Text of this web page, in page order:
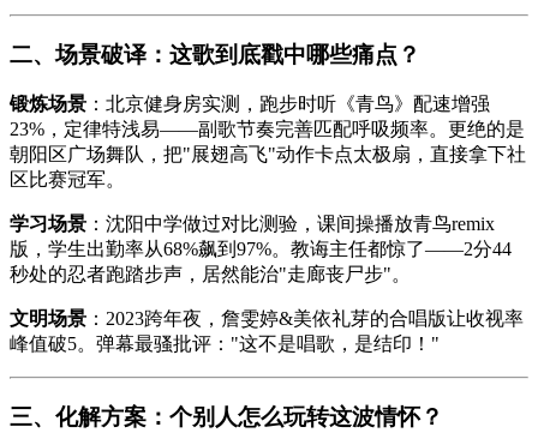
二、场景破译：这歌到底戳中哪些痛点？
锻炼场景 ：北京健身房实测，跑步时听《青鸟》配速增强
23%，定律特浅易——副歌节奏完善匹配呼吸频率。更绝的是
朝阳区广场舞队，把"展翅高飞"动作卡点太极扇，直接拿下社
区比赛冠军。
学习场景 ：沈阳中学做过对比测验，课间操播放青鸟remix
版，学生出勤率从68%飙到97%。教诲主任都惊了——2分44
秒处的忍者跑踏步声，居然能治"走廊丧尸步"。
文明场景 ：2023跨年夜，詹雯婷&美依礼芽的合唱版让收视率
峰值破5。弹幕最骚批评："这不是唱歌，是结印！"
三、化解方案：个别人怎么玩转这波情怀？